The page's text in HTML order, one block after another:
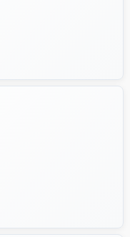
máy rửa hậu môn
cá nhân an toàn mỗi
đạt chuẩn y tế, không
bấm thông minh tích
khiển lực xịt theo nhu
bảo sự tiện lợi và độ